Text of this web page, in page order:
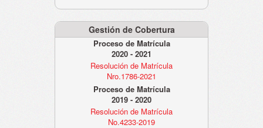
Gestión de Cobertura
Proceso de Matrícula
2020 - 2021
Resolución de Matrícula
Nro.1786-2021
Proceso de Matrícula
2019 - 2020
Resolución de Matrícula
No.4233-2019